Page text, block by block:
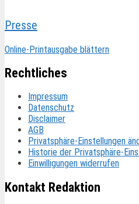
Presse
Online-Printausgabe blättern
Rechtliches
Impressum
Datenschutz
Disclaimer
AGB
Privatsphäre-Einstellungen
Historie der Privatsphäre-
Einwilligungen widerrufen
Kontakt Redaktion